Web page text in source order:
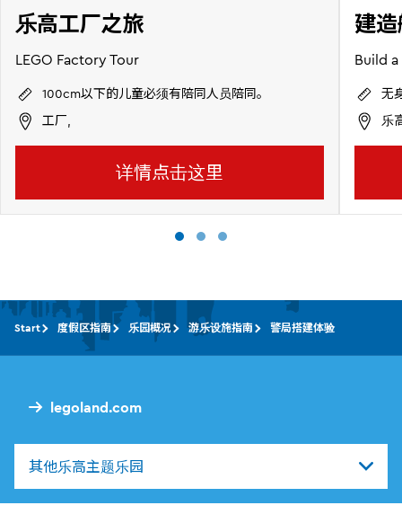
乐高工厂之旅
LEGO Factory Tour
100cm以下的儿童必须有陪同人员陪同。
工厂,
详情点击这里
建
Build
无
乐
legoland.com
其他乐高主题乐园
Start 度假区指南 乐园概况 游乐设施指南 警局搭建体验